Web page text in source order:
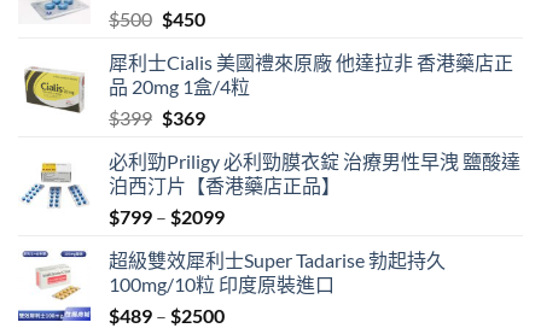
$500 Original
was:
$500.
$450Current
is:
$450.
犀利士Cialis 美國禮來原廠 他達拉非 香港藥店正
品 20mg 1盒/4粒
$399 Original
was:
$399.
$369Current
is:
$369.
必利勁Priligy 必利勁膜衣錠 治療男性早洩 鹽酸達
泊西汀片【香港藥店正品】
$799 – $2099Price
$799
through
$2099
超級雙效犀利士Super Tadarise 勃起持久
100mg/10粒 印度原裝進口
$489 – $2500Price